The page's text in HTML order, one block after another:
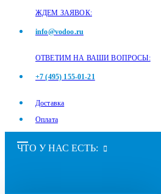
ЖДЕМ ЗАЯВОК:
info@vodoo.ru
ОТВЕТИМ НА ВАШИ ВОПРОСЫ:
+7 (495) 155-01-21
Доставка
Оплата
ЧТО У НАС ЕСТЬ: